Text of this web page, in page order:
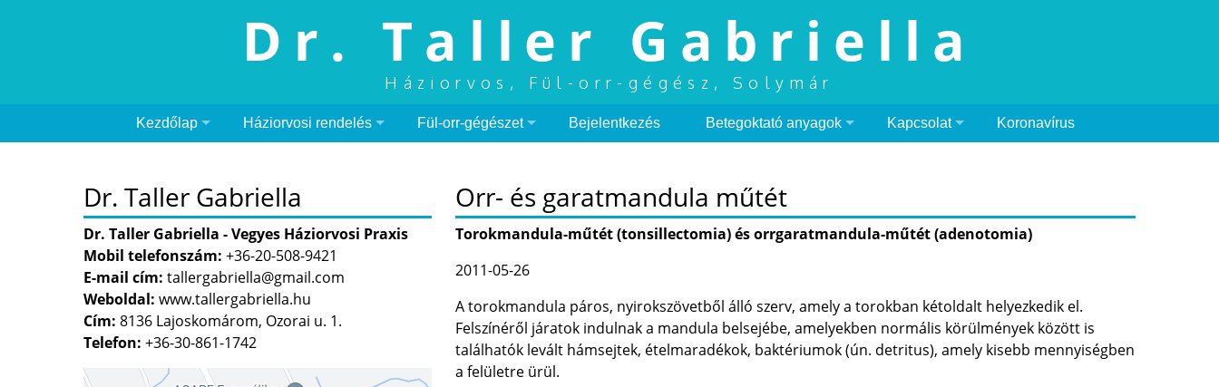
Dr. Taller Gabriella
Háziorvos, Fül-orr-gégész, Solymár
Kezdőlap Háziorvosi rendelés Fül-orr-gégészet Bejelentkezés Betegoktató anyagok Kapcsolat Koronavírus
Orr- és garatmandula műtét
Torokmandula-műtét (tonsillectomia) és orrgaratmandula-műtét (adenotomia)
2011-05-26
A torokmandula páros, nyirokszövetből álló szerv, amely a torokban kétoldalt helyezkedik el.
Felszínéről járatok indulnak a mandula belsejébe, amelyekben normális körülmények között is
találhatók levált hámsejtek, ételmaradékok, baktériumok (ún. detritus), amely kisebb mennyiségben
a felületre ürül.
Dr. Taller Gabriella
Dr. Taller Gabriella - Vegyes Háziorvosi Praxis
Mobil telefonszám: +36-20-508-9421
E-mail cím: tallergabriella@gmail.com
Weboldal: www.tallergabriella.hu
Cím: 8136 Lajoskomárom, Ozorai u. 1.
Telefon: +36-30-861-1742